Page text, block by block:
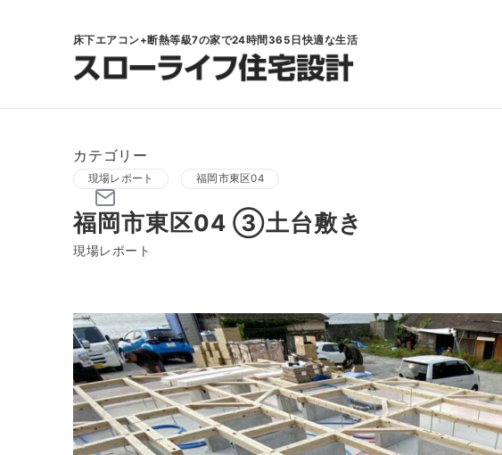
床下エアコン+断熱等級7の家で24時間365日快適な生活
カテゴリー
現場レポート 福岡市東区04
福岡市東区04 ③土台敷き
現場レポート